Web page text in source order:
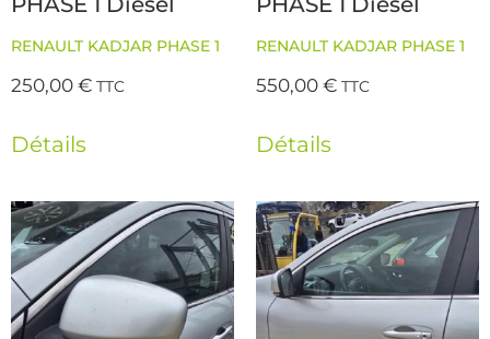
RENAULT KADJAR PHASE 1
250,00€ TTC
Détails
RENAULT KADJAR PHASE 1
550,00€ TTC
Détails